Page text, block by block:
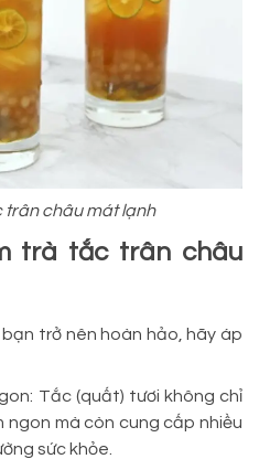
trân châu mát lạnh
trà tắc trân châu
trở nên hoàn hảo, hãy áp
Tắc (quất) tươi không chỉ
ngon mà còn cung cấp nhiều
sức khỏe.